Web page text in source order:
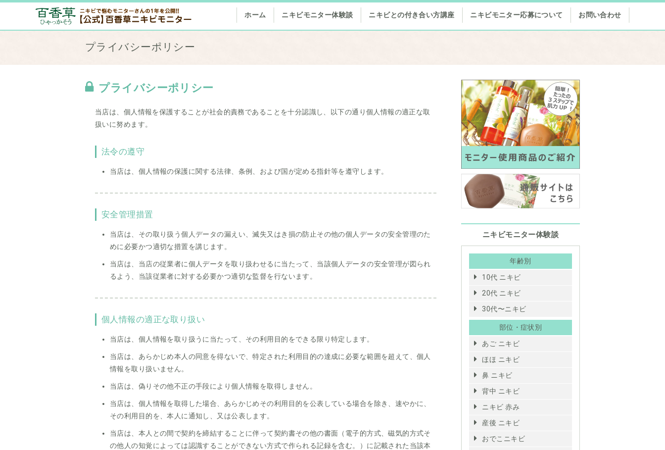
ホーム ニキビモニター体験談 ニキビとの付き合い方講座 ニキビモニター応募について お問い合わせ
プライバシーポリシー
プライバシーポリシー
当店は、個人情報を保護することが社会的責務であることを十分認識し、以下の通り個人情報の適正な取
扱いに努めます。
法令の遵守
当店は、個人情報の保護に関する法律、条例、および国が定める指針等を遵守します。
安全管理措置
当店は、その取り扱う個人データの漏えい、滅失又はき損の防止その他の個人データの安全管理のた
めに必要かつ適切な措置を講じます。
当店は、当店の従業者に個人データを取り扱わせるに当たって、当該個人データの安全管理が図られ
るよう、当該従業者に対する必要かつ適切な監督を行ないます。
個人情報の適正な取り扱い
当店は、個人情報を取り扱うに当たって、その利用目的をできる限り特定します。
当店は、あらかじめ本人の同意を得ないで、特定された利用目的の達成に必要な範囲を超えて、個人
情報を取り扱いません。
当店は、偽りその他不正の手段により個人情報を取得しません。
当店は、個人情報を取得した場合、あらかじめその利用目的を公表している場合を除き、速やかに、
その利用目的を、本人に通知し、又は公表します。
当店は、本人との間で契約を締結することに伴って契約書その他の書面（電子的方式、磁気的方式そ
の他人の知覚によっては認識することができない方式で作られる記録を含む。）に記載された当該本
ニキビモニター体験談
年齢別
10代 ニキビ
20代 ニキビ
30代〜ニキビ
部位・症状別
あご ニキビ
ほほ ニキビ
鼻 ニキビ
背中 ニキビ
ニキビ 赤み
産後 ニキビ
おでこニキビ